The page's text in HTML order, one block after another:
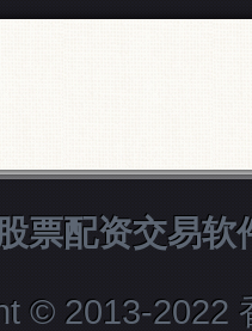
票配资交易软
© 2013-2022